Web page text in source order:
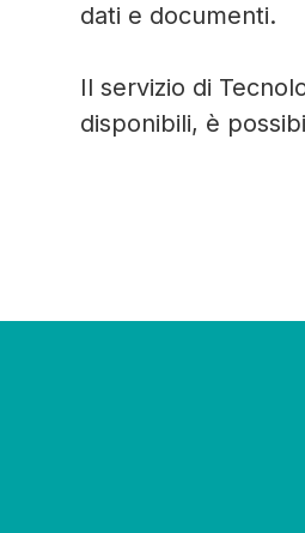
dati e documenti.
Il servizio di
disponibili, è